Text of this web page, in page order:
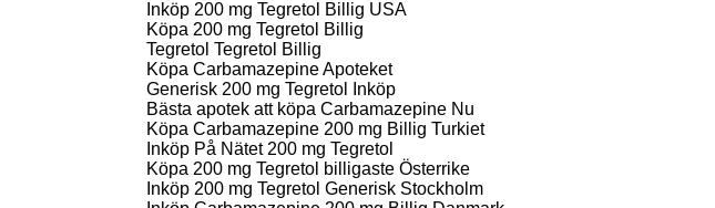
Inköp 200 mg Tegretol Billig USA
Köpa 200 mg Tegretol Billig
Tegretol Tegretol Billig
Köpa Carbamazepine Apoteket
Generisk 200 mg Tegretol Inköp
Bästa apotek att köpa Carbamazepine Nu
Köpa Carbamazepine 200 mg Billig Turkiet
Inköp På Nätet 200 mg Tegretol
Köpa 200 mg Tegretol billigaste Österrike
Inköp 200 mg Tegretol Generisk Stockholm